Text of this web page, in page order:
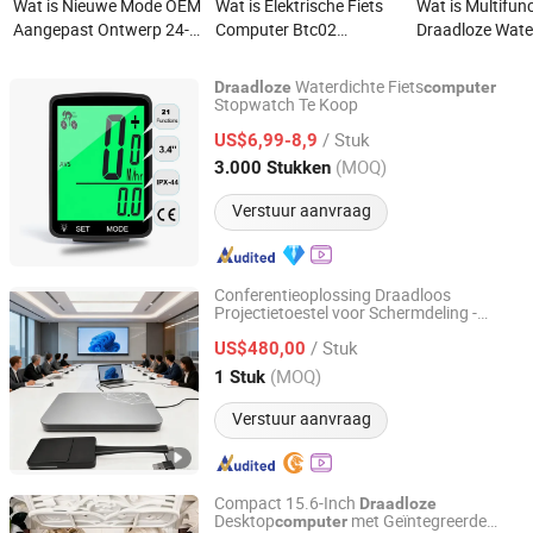
Wat is Nieuwe Mode OEM
Aangepast Ontwerp 24-
Wat is Elektrische Fiets
Computer Btc02
Controller Geen Draad
Fiets Lithium Ion
Wat is
Draadloze
Fietssporten
Draadloze Waterdichte Fietscomputer
Stopwatch Te Koop
US$6,99-8,9 / Stuk
3.000 Stukken (MOQ)
Verstuur aanvraag
Jiangsu B-Line Tools Co., Ltd.
Jiangsu, China Sinds 2020
Conferentieoplossing Draadloos
Projectietoestel voor Schermdeling -
Telefoon, Tablet Schermdeling Natuurlijke
Ai Intelligente Geluidsonderdrukking
US$480,00 / Stuk
1 Stuk (MOQ)
Verstuur aanvraag
Xiamen Foyum Electronic Technology Co., Ltd.
Fujian, China Sinds 2024
Compact 15.6-Inch Draadloze
Desktopcomputer met Geïntegreerde